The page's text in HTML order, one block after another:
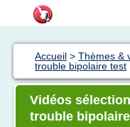
Accueil > Thèmes &
trouble bipolaire test
Vidéos
trouble